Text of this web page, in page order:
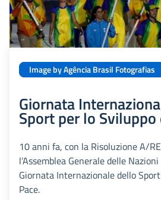
Image by Agência Brasil Fotografias
Giornata
Sport per lo Sviluppo
10 anni fa, con la Risoluzione A/
l’Assemblea Generale delle
Giornata Internazionale dello
Pace.